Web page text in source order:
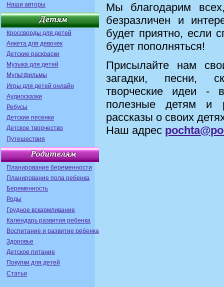
Наши авторы
Кроссворды для детей
Анкета для девочек
Детские раскраски
Музыка для детей
Мультфильмы
Игры для детей онлайн
Аудиосказки
Ребусы
Детские песенки
Детское творчество
Путешествия
Планирование беременности
Планирование пола ребенка
Беременность
Роды
Грудное вскармливание
Календарь развития ребенка
Воспитание и развитие ребенка
Здоровье
Детское питание
Покупки для детей
Статьи
Мы благодарим
безразличен и
будет приятно, если
будет пополняться!
Присылайте нам
загадки, песни,
творческие идеи
полезные детям и
рассказы о своих
Наш адрес